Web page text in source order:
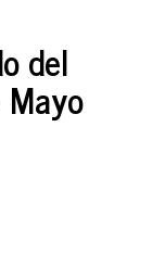
del